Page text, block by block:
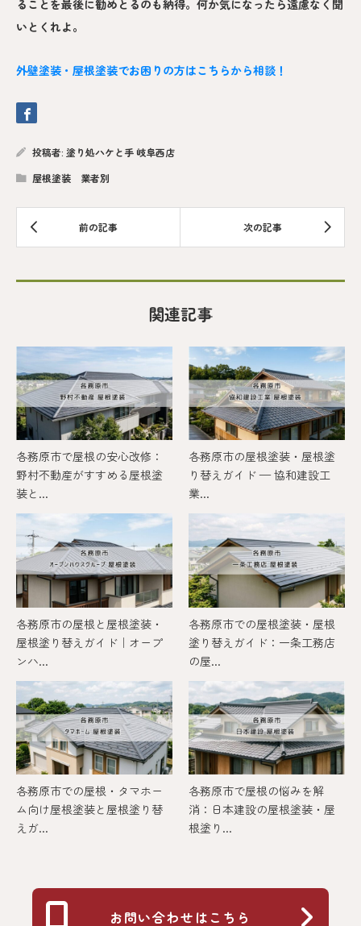
ることを最後に勧めとるのも納得。何か気になったら遠慮なく聞
いとくれよ。
外壁塗装・屋根塗装でお困りの方はこちらから相談！
投稿者: 塗り処ハケと手 岐阜西店
屋根塗装 業者別
関連記事
各務原市で屋根の安心改修：
野村不動産がすすめる屋根塗
装と...
各務原市の屋根塗装・屋根塗
り替えガイド — 協和建設工
業...
各務原市の屋根と屋根塗装・
屋根塗り替えガイド｜オープ
ンハ...
各務原市での屋根塗装・屋根
塗り替えガイド：一条工務店
の屋...
各務原市での屋根・タマホー
ム向け屋根塗装と屋根塗り替
えガ...
各務原市で屋根の悩みを解
消：日本建設の屋根塗装・屋
根塗り...
お問い合わせはこちら